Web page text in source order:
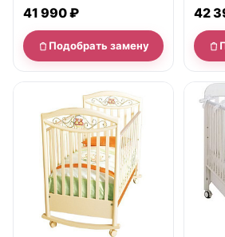
41 990 ₽
Подобрать замену
42
нет в продаже нет в